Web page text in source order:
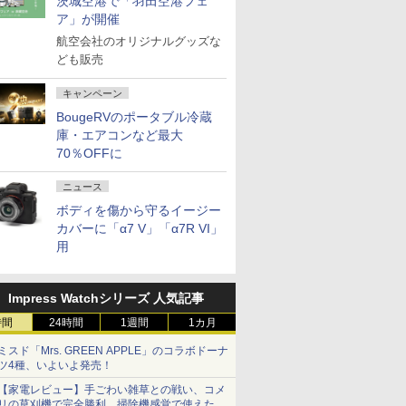
ア」が開催
航空会社のオリジナルグッズな
ども販売
キャンペーン
BougeRVのポータブル冷蔵
庫・エアコンなど最大
70％OFFに
ニュース
ボディを傷から守るイージー
カバーに「α7 V」「α7R VI」
用
Impress Watchシリーズ 人気記事
24時間 1週間 1カ月
スド「Mrs. GREEN APPLE」のコラボドーナ
4種、いよいよ発売！
家電レビュー】手ごわい雑草との戦い、コメ